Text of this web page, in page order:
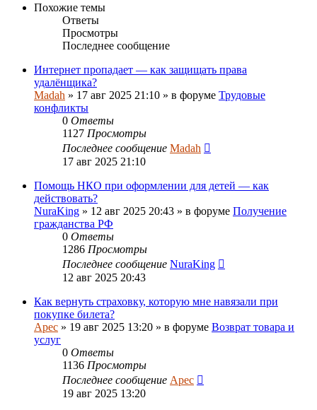
Похожие темы
Ответы
Просмотры
Последнее сообщение
Интернет пропадает — как защищать права
удалёнщика?
Madah » 17 авг 2025 21:10 » в форуме Трудовые
конфликты
0 Ответы
1127 Просмотры
Последнее сообщение Madah
17 авг 2025 21:10
Помощь НКО при оформлении для детей — как
действовать?
NuraKing » 12 авг 2025 20:43 » в форуме Получение
гражданства РФ
0 Ответы
1286 Просмотры
Последнее сообщение NuraKing
12 авг 2025 20:43
Как вернуть страховку, которую мне навязали при
покупке билета?
Apec » 19 авг 2025 13:20 » в форуме Возврат товара и
услуг
0 Ответы
1136 Просмотры
Последнее сообщение Apec
19 авг 2025 13:20